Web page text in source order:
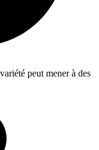
peut mener à des